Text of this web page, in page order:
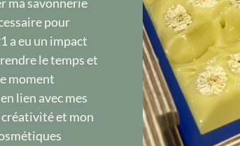
pour
a eu un impact
le temps et
moment
lien avec mes
et mon